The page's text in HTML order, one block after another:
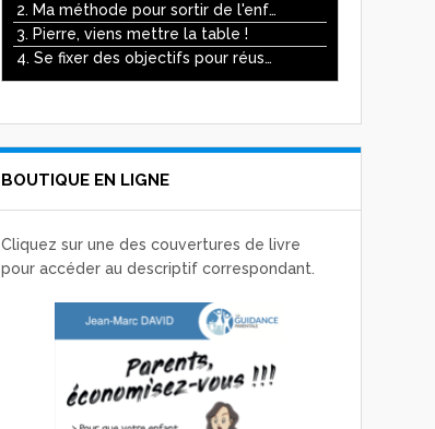
diminuer
le
2. Ma méthode pour sortir de l'enfer des écrans
3. Pierre, viens mettre la table !
4. Se fixer des objectifs pour réussir
BOUTIQUE EN LIGNE
Cliquez sur une des couvertures de livre
pour accéder au descriptif correspondant.